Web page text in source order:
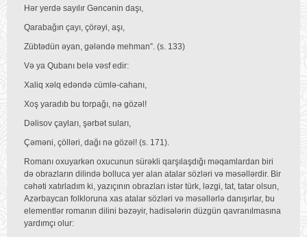
Hər yerdə sayılır Gəncənin daşı,
Qarabağın çayı, çörəyi, aşı,
Zübtədün əyan, gələndə mehman”. (s. 133)
Və ya Qubanı belə vəsf edir:
Xaliq xəlq edəndə cümlə-cahanı,
Xoş yaradıb bu torpağı, nə gözəl!
Dəlisov çayları, şərbət suları,
Çəməni, çölləri, dağı nə gözəl! (s. 171).
Romanı oxuyarkən oxucunun sürəkli qarşılaşdığı məqamlardan biri
də obrazların dilində bolluca yer alan atalar sözləri və məsəllərdir. Bir
cəhəti xatırladım ki, yazıçının obrazları istər türk, ləzgi, tat, tatar olsun,
Azərbaycan folkloruna xas atalar sözləri və məsəllərlə danışırlar, bu
elementlər romanın dilini bəzəyir, hadisələrin düzgün qavranılmasına
yardımçı olur: